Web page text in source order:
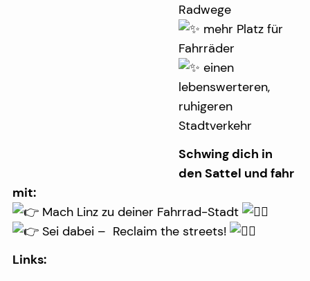
Radwege
mehr Platz für
Fahrräder
einen
lebenswerteren,
ruhigeren
Stadtverkehr
Schwing dich in
den Sattel und fahr
mit:
Mach Linz zu deiner Fahrrad-Stadt
Sei dabei – Reclaim the streets!
Links: